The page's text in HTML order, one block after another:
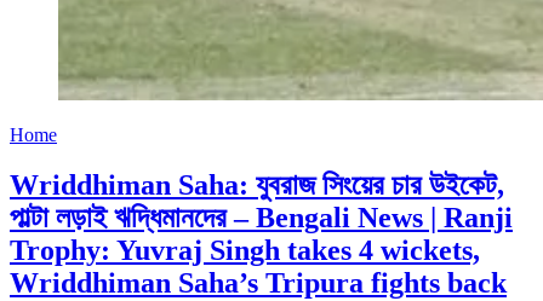
Home
Wriddhiman Saha: যুবরাজ সিংয়ের চার উইকেট,
পাল্টা লড়াই ঋদ্ধিমানদের – Bengali News | Ranji
Trophy: Yuvraj Singh takes 4 wickets,
Wriddhiman Saha’s Tripura fights back